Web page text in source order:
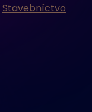
Stavebníctvo